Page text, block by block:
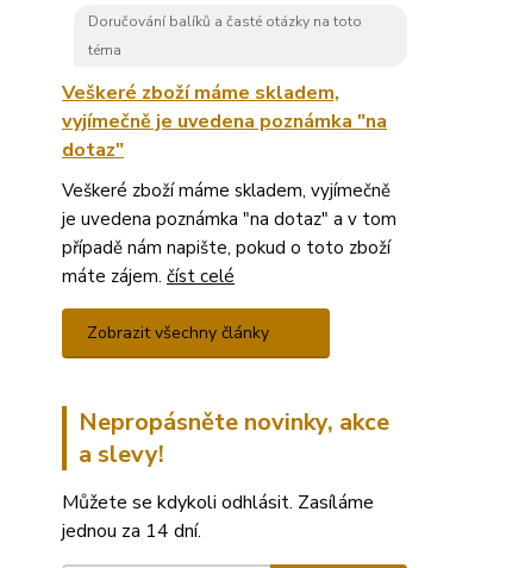
Doručování balíků a časté otázky na toto
téma
Veškeré zboží máme skladem,
vyjímečně je uvedena poznámka "na
dotaz"
Veškeré zboží máme skladem, vyjímečně
je uvedena poznámka "na dotaz" a v tom
případě nám napište, pokud o toto zboží
máte zájem. číst celé
Zobrazit všechny články
Nepropásněte novinky, akce
a slevy!
Můžete se kdykoli odhlásit. Zasíláme
jednou za 14 dní.